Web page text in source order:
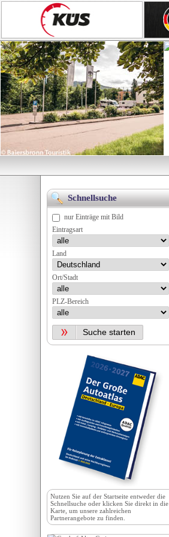
Schnellsuche
nur Einträge mit Bild
Eintragsart
Land
Ort/Stadt
PLZ-Bereich
Nutzen Sie auf derStartseite entweder die
Schnellsuche oder klicken Sie direkt in die
Karte, um unsere zahlreichen
Partnerangebote zu finden.